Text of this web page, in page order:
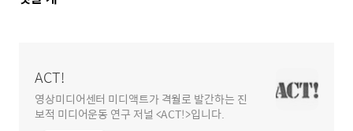
ACT!
영상미디어센터 미디액트가 격월로 발간하는 진
보적 미디어운동 연구 저널 <ACT!>입니다.